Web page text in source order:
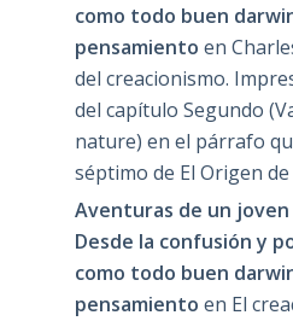
como todo buen
pensamiento en
del creacionismo.
del capítulo Segundo
nature) en el párrafo
séptimo de El Origen de
Aventuras de un
Desde la confusión y
como todo buen
pensamiento en El